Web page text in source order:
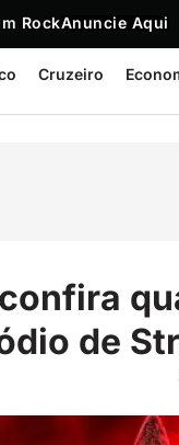
RockAnuncie Aqui
Cruzeiro
de